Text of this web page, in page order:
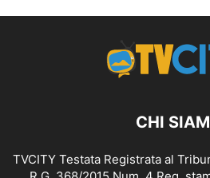
CHI
TVCITY Testata Registrata al